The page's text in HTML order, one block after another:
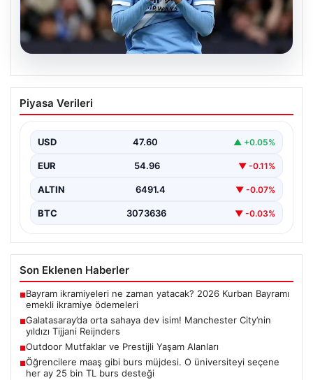
05.08.2026
Galatasaray’da orta sahaya dev isim!
Manchester City’nin yıldızı Tijjani
{“title”: “Galatasaray Orta Sahaya Dev Transferle
Reijnders”}, “content”: “…
Piyasa Verileri
USD 47.60 ▲ +0.05%
EUR 54.96 ▼ -0.11%
ALTIN 6491.4 ▼ -0.07%
BTC 3073636 ▼ -0.03%
Son Eklenen Haberler
■Bayram ikramiyeleri ne zaman yatacak? 2026 Kurban Bayramı
emekli ikramiye ödemeleri
■Galatasaray’da orta sahaya dev isim! Manchester City’nin
yıldızı Tijjani Reijnders
■Outdoor Mutfaklar ve Prestijli Yaşam Alanları
■Öğrencilere maaş gibi burs müjdesi. O üniversiteyi seçene
her ay 25 bin TL burs desteği